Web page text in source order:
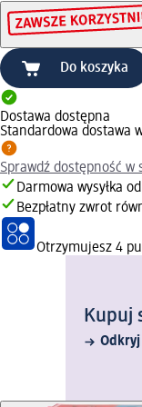
Do koszyka
Dostawa dostępna
Standardowa dostawa
Sprawdź dostępność w
Darmowa wysyłka od
Bezpłatny zwrot
Otrzymujesz 4
Kupuj